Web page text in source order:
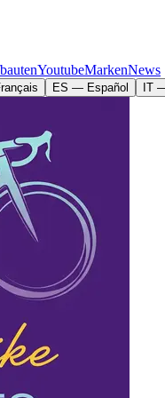
YoutubeMarkenNews
ES — Español IT